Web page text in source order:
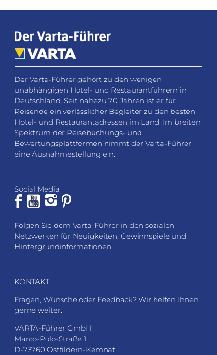
Der Varta-Führer gehört zu den wenigen
unabhängigen Hotel- und Restaurantführern in
Deutschland. Seit nahezu 70 Jahren ist er für
Reisende ein verlässlicher Begleiter zu den besten
Hotel- und Restaurantadressen im Land. Im breiten
Spektrum der Reisebuchungs- und
Bewertungsplattformen nimmt der Varta-Führer
eine Ausnahmestellung ein.
Social Media
Folgen Sie dem Varta-Führer in den sozialen
Netzwerken für Neuigkeiten, Gewinnspiele und
Hintergrundinformationen.
KONTAKT
Fragen, Wünsche oder Feedback? Wir helfen Ihnen
gerne weiter.
VARTA-Führer GmbH
Marco-Polo-Straße 1
D-73760 Ostfildern-Kemnat